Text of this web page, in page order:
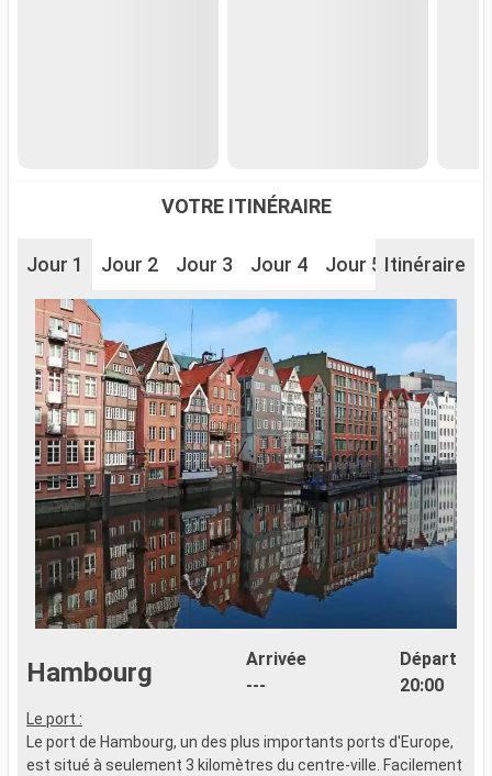
VOTRE ITINÉRAIRE
Jour 1 Jour 2 Jour 3 Jour 4 Jour 5 Jour 6
Itinéraire
Hambourg
Arrivée
---
Départ
20:00
Le port :
Le port de Hambourg, un des plus importants ports d'Europe,
est situé à seulement 3 kilomètres du centre-ville. Facilement